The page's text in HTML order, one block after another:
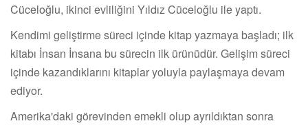
Cüceloğlu, ikinci evliliğini Yıldız Cüceloğlu ile yaptı.
Kendimi geliştirme süreci içinde kitap yazmaya başladı; ilk
kitabı İnsan İnsana bu sürecin ilk ürünüdür. Gelişim süreci
içinde kazandıklarını kitaplar yoluyla paylaşmaya devam
ediyor.
Amerika'daki görevinden emekli olup ayrıldıktan sonra